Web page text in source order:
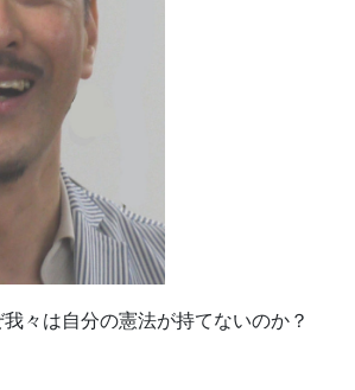
々は自分の憲法が持てないのか？